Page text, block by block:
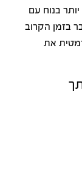
בנוח עם
בזמן הקרוב
את